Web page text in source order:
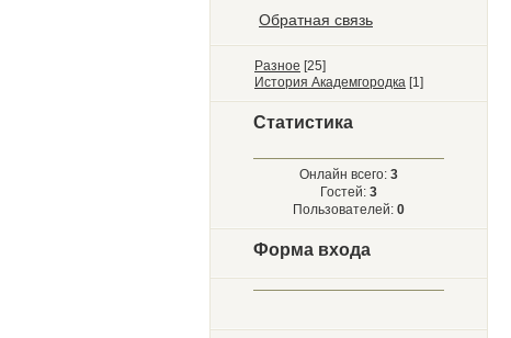
Обратная связь
Разное [25]
История Академгородка [1]
Статистика
Онлайн всего: 3
Гостей: 3
Пользователей: 0
Форма входа